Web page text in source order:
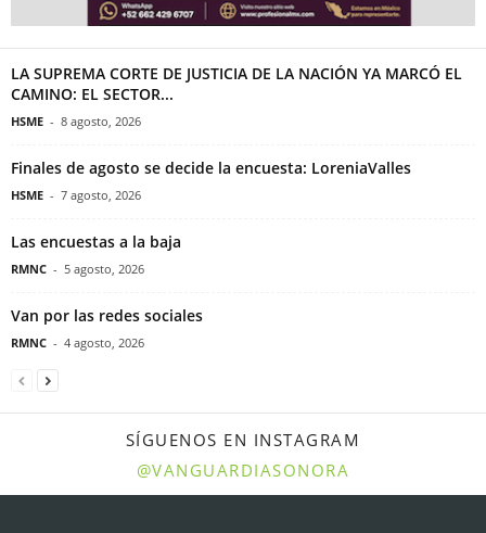
LA SUPREMA CORTE DE JUSTICIA DE LA NACIÓN YA MARCÓ EL
CAMINO: EL SECTOR...
HSME - 8 agosto, 2026
Finales de agosto se decide la encuesta: LoreniaValles
HSME - 7 agosto, 2026
Las encuestas a la baja
RMNC - 5 agosto, 2026
Van por las redes sociales
RMNC - 4 agosto, 2026
SÍGUENOS EN INSTAGRAM
@VANGUARDIASONORA